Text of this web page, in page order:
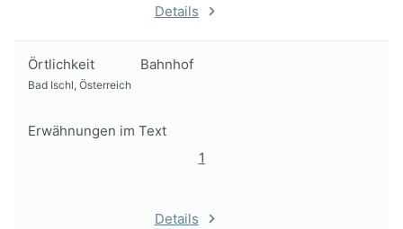
Details
Örtlichkeit Bahnhof
Bad Ischl, Österreich
Erwähnungen im Text
1
Details